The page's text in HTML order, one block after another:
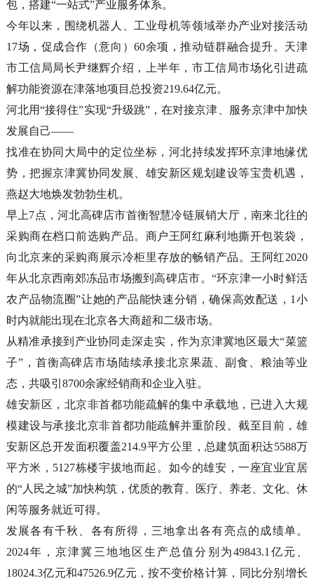
包，搭建“一站式”产业服务体系。
今年以来，围绕机器人、工业母机等领域举办产业对接活动
17场，促成合作（意向）60余项，推动链群融合提升。天津
市工信局局长尹继辉介绍，上半年，市工信局市场化引进疏
解功能资源在津落地项目总投资219.64亿元。
河北用“接得住”实现“升级跳”，在对接京津、服务京津中加快
发展自己——
找准在协同大局中的定位坐标，河北持续发挥环京津地缘优
势，把握京津冀协同发展、雄安新区规划建设等宝贵机遇，
燕赵大地焕发勃勃生机。
早上7点，河北高碑店市首衡智慧冷链展销大厅，南来北往的
采购商在档口前选购产品。商户王阿红麻利地撕开包装袋，
向北京来的采购商展示冷柜里存放的畅销产品。王阿红2020
年从北京西南郊冻品市场搬到高碑店市。“环京津一小时鲜活
农产品物流圈”让她的产品能快速分销，确保高效配送，1小
时内就能出现在北京各大商超和二级市场。
从精准承接到产业协同走深走实，作为京津冀地区最大“菜篮
子”，首衡高碑店市场陆续承接北京果蔬、副食、粮油等业
态，共吸引8700余家经销商和企业入驻。
雄安新区，北京非首都功能疏解的集中承载地，已进入大规
模建设与承接北京非首都功能疏解并重阶段。截至目前，雄
安新区总开发面积覆盖214.9平方公里，总建筑面积达5588万
平方米，5127栋楼宇拔地而起。如今的雄安，一座宜业宜居
的“人民之城”加快构筑，优质的教育、医疗、养老、文化、休
闲等服务就近可得。
发展各有千秋、各有所得，三地拿出各有亮点的成绩单。
2024年，京津冀三地地区生产总值分别为49843.1亿元、
18024.3亿元和47526.9亿元，按不变价格计算，同比分别增长